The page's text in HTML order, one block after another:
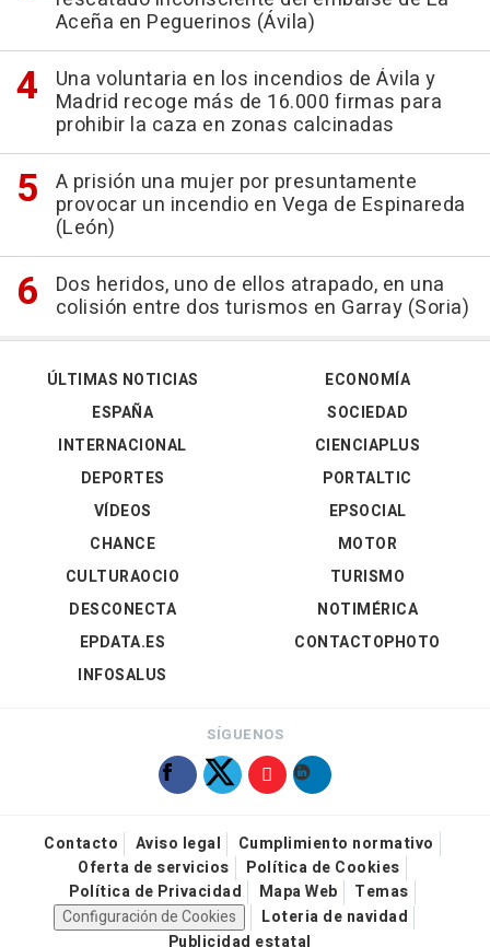
Aceña en Peguerinos (Ávila)
Una voluntaria en los incendios de Ávila y
Madrid recoge más de 16.000 firmas para
prohibir la caza en zonas calcinadas
A prisión una mujer por presuntamente
provocar un incendio en Vega de Espinareda
(León)
Dos heridos, uno de ellos atrapado, en una
colisión entre dos turismos en Garray (Soria)
ÚLTIMAS NOTICIAS
ESPAÑA
INTERNACIONAL
DEPORTES
VÍDEOS
ECONOMÍA
SOCIEDAD
CIENCIAPLUS
PORTALTIC
EPSOCIAL
CHANCE
CULTURAOCIO
DESCONECTA
EPDATA.ES
INFOSALUS
MOTOR
TURISMO
NOTIMÉRICA
CONTACTOPHOTO
SÍGUENOS
Contacto Aviso legal
Cumplimiento normativo
Oferta de servicios
Política de Cookies
Política de Privacidad
Mapa Web
Temas
Configuración de Cookies
Loteria de navidad
Publicidad estatal